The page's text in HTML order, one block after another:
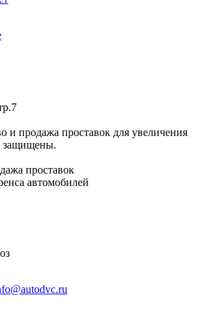
и продажа проставок для увеличения
защищены.
проставок
автомобилей